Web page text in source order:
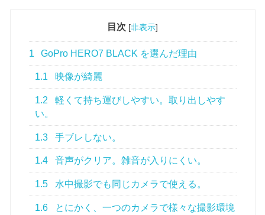
目次 [非表示]
1 GoPro HERO7 BLACK を選んだ理由
1.1 映像が綺麗
1.2
軽くて持ち運びしやすい。取り出しやす
い。
1.3 手ブレしない。
1.4 音声がクリア。雑音が入りにくい。
1.5 水中撮影でも同じカメラで使える。
1.6
とにかく、一つのカメラで様々な撮影環境